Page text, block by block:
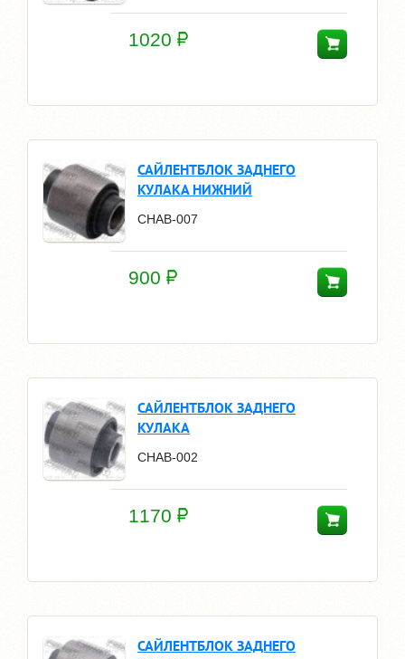
1020
САЙЛЕНТБЛОК ЗАДНЕГО
КУЛАКА НИЖНИЙ
CHAB-007
900
САЙЛЕНТБЛОК ЗАДНЕГО
КУЛАКА
CHAB-002
1170
САЙЛЕНТБЛОК ЗАДНЕГО